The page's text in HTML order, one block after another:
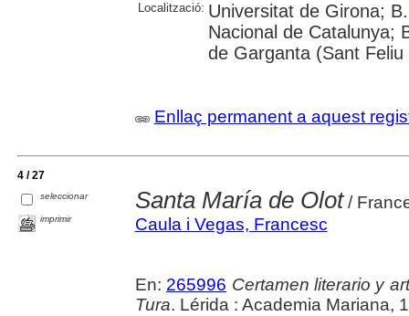
Localització: Universitat de Girona;
Nacional de Catalunya;
de Garganta (Sant Feliu
Enllaç permanent a aquest
4 / 27
seleccionar
imprimir
Santa María de Olot/
Caula i Vegas, Francesc
En: 265996 Certamen literario y
Tura. Lérida : Academia Mariana,